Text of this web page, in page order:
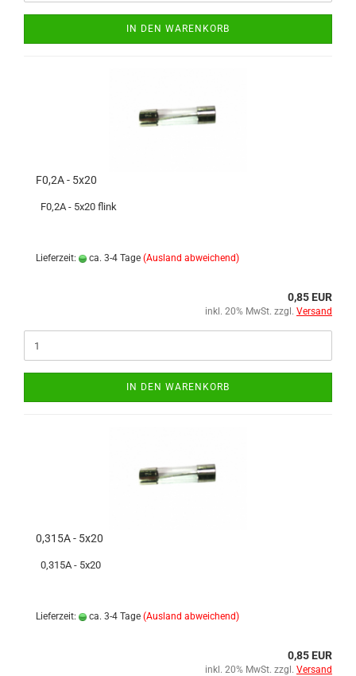
IN DEN WARENKORB
F0,2A - 5x20
F0,2A - 5x20 flink
Lieferzeit: ca. 3-4 Tage (Ausland abweichend)
0,85 EUR
inkl. 20% MwSt. zzgl. Versand
IN DEN WARENKORB
0,315A - 5x20
0,315A - 5x20
Lieferzeit: ca. 3-4 Tage (Ausland abweichend)
0,85 EUR
inkl. 20% MwSt. zzgl. Versand